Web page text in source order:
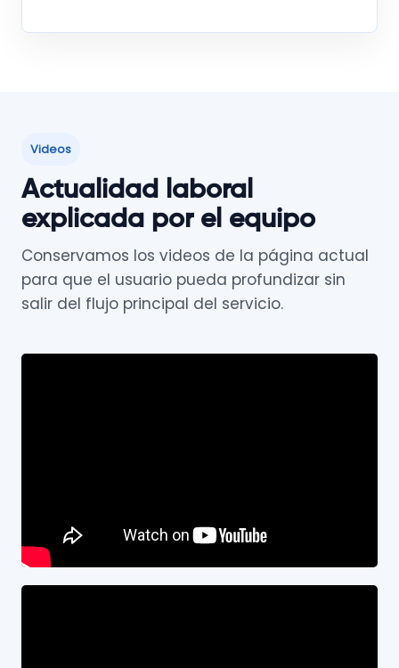
Videos
Actualidad laboral
explicada por el equipo
Conservamos los videos de la página actual
para que el usuario pueda profundizar sin
salir del flujo principal del servicio.